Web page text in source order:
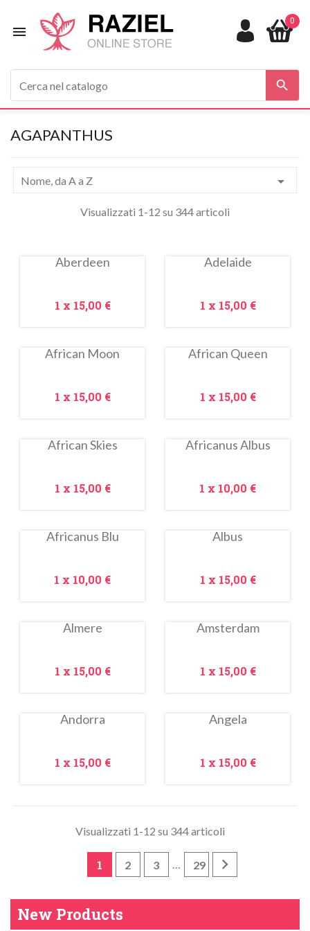

0

AGAPANTHUS
Nome, da A a Z 
Visualizzati 1-12 su 344 articoli
Aberdeen
Prezzo
1 x 15,00 €
Adelaide
Prezzo
1 x 15,00 €
African Moon
Prezzo
1 x 15,00 €
African Queen
Prezzo
1 x 15,00 €
African Skies
Prezzo
1 x 15,00 €
Africanus Albus
Prezzo
1 x 10,00 €
Africanus Blu
Prezzo
1 x 10,00 €
Albus
Prezzo
1 x 15,00 €
Almere
Prezzo
1 x 15,00 €
Amsterdam
Prezzo
1 x 15,00 €
Andorra
Prezzo
1 x 15,00 €
Angela
Prezzo
1 x 15,00 €
Visualizzati 1-12 su 344 articoli
1 2 3 … 29 
New Products